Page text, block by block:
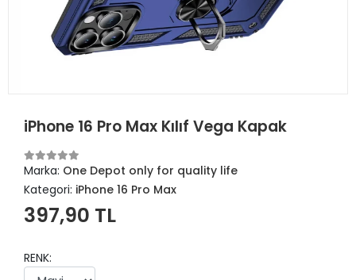
iPhone 16 Pro Max Kılıf Vega Kapak
Marka: One Depot only for quality life
Kategori: iPhone 16 Pro Max
397,90 TL
RENK: